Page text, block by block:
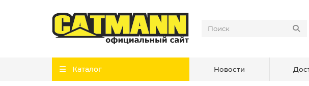
Каталог Новости